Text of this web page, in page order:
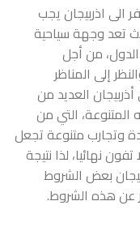
الى اذربيجان يجب
تعد وجهة سياحية
من أجل
إلى المناظر
أذربيجان العديد من
المتنوعة، التي من
وتجارب متنوعة تجعل
نهائيا، لذا نتيجة
بعض الشروط
عن هذه الشروط.